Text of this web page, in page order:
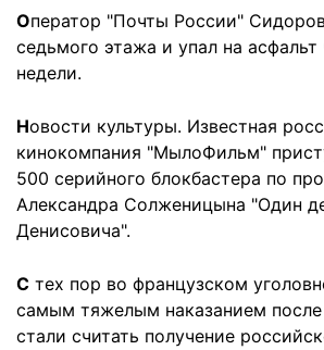
Оператор "Почты России"
седьмого этажа и упал на асфальт
недели.
Новости культуры. Известная
кинокомпания "МылоФильм"
500 серийного блокбастера по
Александра Солженицына "Один
Денисовича".
С тех пор во французском
самым тяжелым наказанием после
стали считать получение